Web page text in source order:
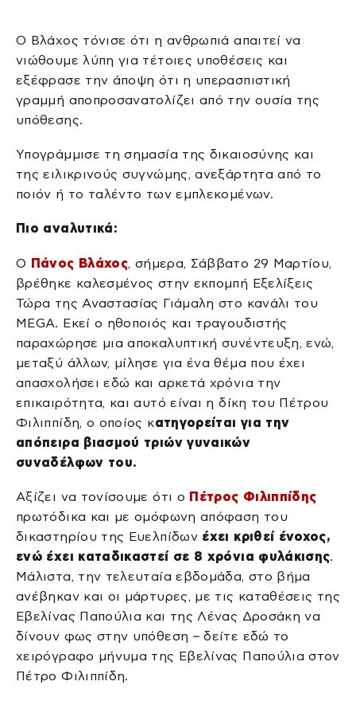
Ο Βλάχος τόνισε ότι η ανθρωπιά απαιτεί να
νιώθουμε λύπη για τέτοιες υποθέσεις και
εξέφρασε την άποψη ότι η υπερασπιστική
γραμμή αποπροσανατολίζει από την ουσία της
υπόθεσης.
Υπογράμμισε τη σημασία της δικαιοσύνης και
της ειλικρινούς συγνώμης, ανεξάρτητα από το
ποιόν ή το ταλέντο των εμπλεκομένων.
Πιο αναλυτικά:
Ο Πάνος Βλάχος, σήμερα, Σάββατο 29 Μαρτίου,
βρέθηκε καλεσμένος στην εκπομπή Εξελίξεις
Τώρα της Αναστασίας Γιάμαλη στο κανάλι του
MEGA. Εκεί ο ηθοποιός και τραγουδιστής
παραχώρησε μια αποκαλυπτική συνέντευξη, ενώ,
μεταξύ άλλων, μίλησε για ένα θέμα που έχει
απασχολήσει εδώ και αρκετά χρόνια την
επικαιρότητα, και αυτό είναι η δίκη του Πέτρου
Φιλιππίδη, ο οποίος κατηγορείται για την
απόπειρα βιασμού τριών γυναικών
συναδέλφων του.
Αξίζει να τονίσουμε ότι ο Πέτρος Φιλιππίδης
πρωτόδικα και με ομόφωνη απόφαση του
δικαστηρίου της Ευελπίδων έχει κριθεί ένοχος,
ενώ έχει καταδικαστεί σε 8 χρόνια φυλάκισης.
Μάλιστα, την τελευταία εβδομάδα, στο βήμα
ανέβηκαν και οι μάρτυρες, με τις καταθέσεις της
Εβελίνας Παπούλια και της Λένας Δροσάκη να
δίνουν φως στην υπόθεση – δείτε εδώ το
χειρόγραφο μήνυμα της Εβελίνας Παπούλια στον
Πέτρο Φιλιππίδη.